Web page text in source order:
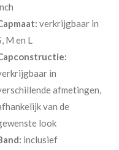
verkrijgbaar in
M en L
in
afmetingen,
van de
look
inclusief